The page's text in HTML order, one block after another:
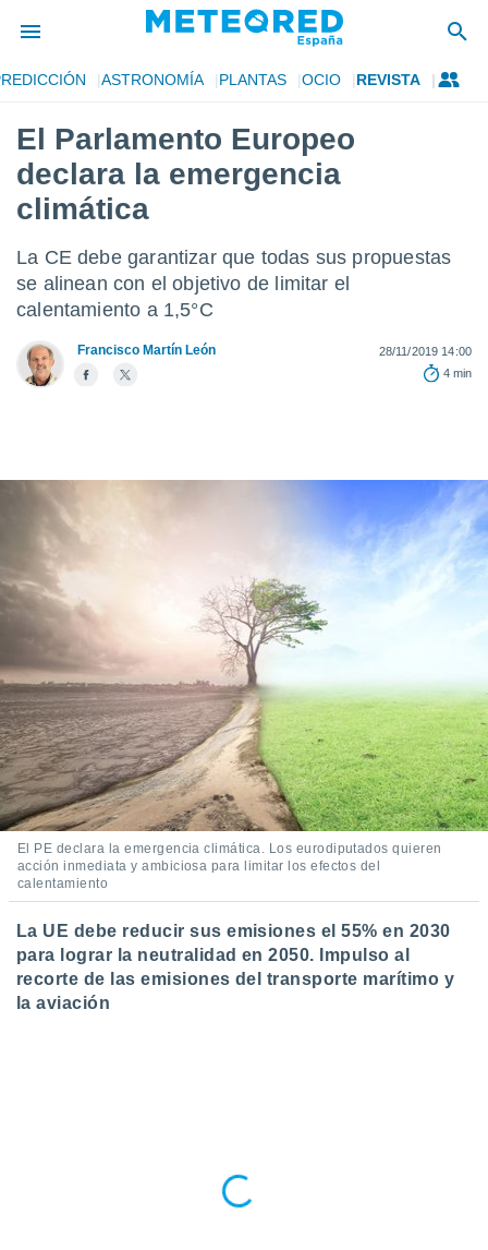
de
por
para
la
calidad.
a este
las
y
forma
permite
seguir
contenido
botón
a la
la
todas
ya sean
nuestros
nos
y análisis
en
así como
perfil
y
en
CONTINUAR
CONFIGURACIÓN
ASTRONOMÍA PLANTAS OCIO REVISTA
El Parlamento Europeo
declara la emergencia
climática
La CE debe garantizar que todas sus propuestas
se alinean con el objetivo de limitar el
calentamiento a 1,5°C
Francisco Martín León
28/11/2019 14:00
4 min
El PE declara la emergencia climática. Los eurodiputados quieren
acción inmediata y ambiciosa para limitar los efectos del
calentamiento
La UE debe reducir sus emisiones el 55% en 2030
para lograr la neutralidad en 2050. Impulso al
recorte de las emisiones del transporte marítimo y
la aviación